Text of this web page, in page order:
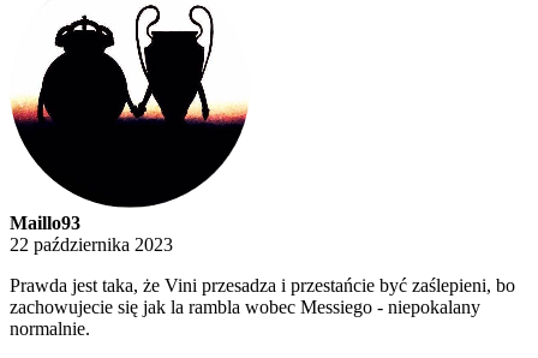
Maillo93
22 października 2023
Prawda jest taka, że Vini przesadza i przestańcie być zaślepieni, bo
zachowujecie się jak la rambla wobec Messiego - niepokalany
normalnie.